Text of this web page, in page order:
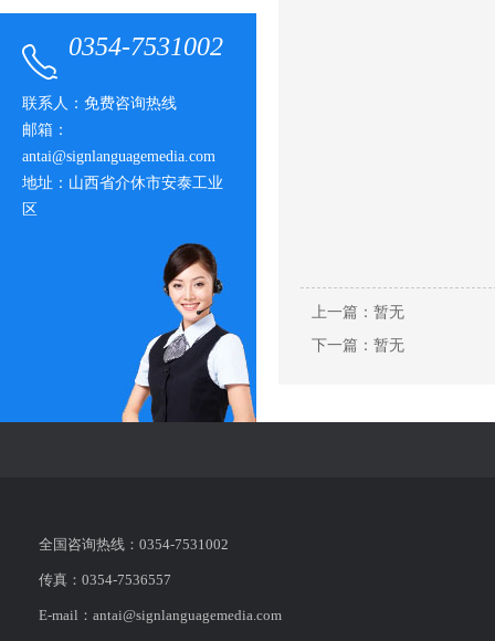
0354-7531002
联系人：免费咨询热线
邮箱：
antai@signlanguagemedia.com
地址：山西省介休市安泰工业
区
上一篇：暂无
下一篇：暂无
全国咨询热线：0354-7531002
传真：0354-7536557
E-mail：antai@signlanguagemedia.com